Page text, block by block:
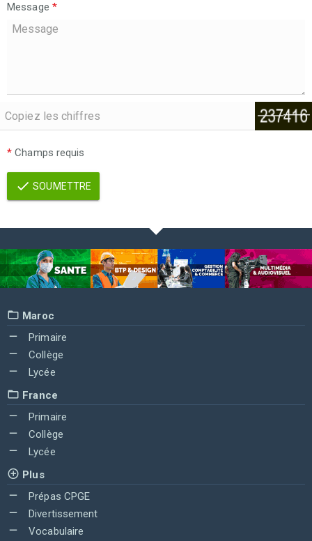
Message *
* Champs requis
SOUMETTRE
Maroc
Primaire
Collège
Lycée
France
Primaire
Collège
Lycée
Plus
Prépas CPGE
Divertissement
Vocabulaire